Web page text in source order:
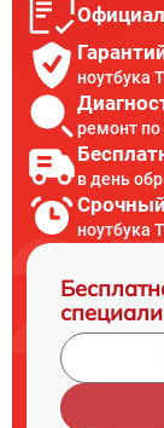
ноутбука
ремонт
в день
ноутбука